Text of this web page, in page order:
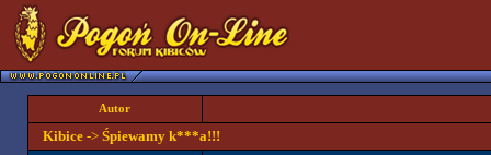
Autor
Kibice-> Śpiewamy k***a!!!